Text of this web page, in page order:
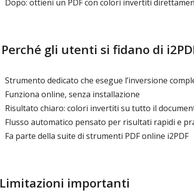
Dopo: ottieni un PDF con colori invertiti
Perché gli utenti si fidano di
Strumento dedicato che esegue l’inversione
Funziona online, senza installazione
Risultato chiaro: colori invertiti su tutto il
Flusso automatico pensato per risultati rapidi e
Fa parte della suite di strumenti PDF online i2PDF
Limitazioni importanti